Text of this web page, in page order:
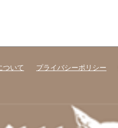
ついて プライバシーポリシー